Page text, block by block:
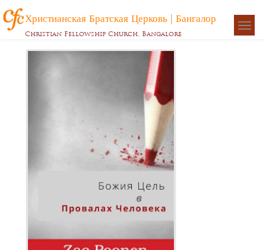
Христианская Братская Церковь | Бангалор
Christian Fellowship Church, Bangalore